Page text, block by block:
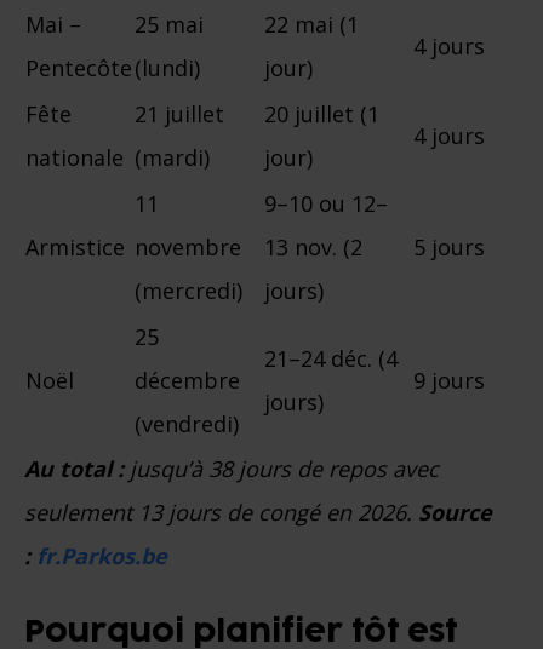
Mai –
Pentecôte
25 mai
(lundi)
22 mai (1
jour)
4 jours
Fête
nationale
21 juillet
(mardi)
20 juillet (1
jour)
4 jours
Armistice
11
novembre
(mercredi)
9–10 ou 12–
13 nov. (2
jours)
5 jours
Noël
25
décembre
(vendredi)
21–24 déc. (4
jours)
9 jours
Au total : jusqu’à 38 jours de repos avec
seulement 13 jours de congé en 2026. Source
: fr.Parkos.be
Pourquoi planifier tôt est